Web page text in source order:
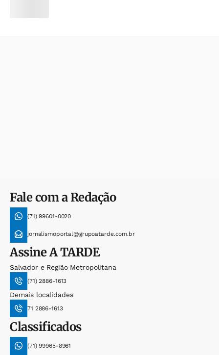
Fale com a Redação
(71) 99601-0020
jornalismoportal@grupoatarde.com.br
AssineA TARDE
Salvador e Região Metropolitana
(71) 2886-1613
Demais localidades
71 2886-1613
Classificados
(71) 99965-8961